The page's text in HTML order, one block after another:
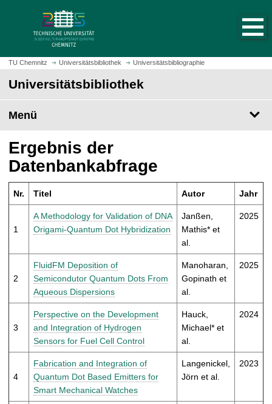
z
m
t
e
i
t
u
f
u
f
n
TU Chemnitz Universitätsbibliothek Universitätsbibliographie
Universitätsbibliothek
Menü
Ergebnis der
Datenbankabfrage
Nr. Titel Autor Jahr
1
A Methodology for Validation of DNA
Origami-Quantum Dot Hybridization
Janßen,
Mathis* et
al.
2025
2
FluidFM Deposition of
Semicondutor Quantum Dots From
Aqueous Dispersions
Manoharan,
Gopinath et
al.
2025
3
Perspective on the Development
and Integration of Hydrogen
Sensors for Fuel Cell Control
Hauck,
Michael* et
al.
2024
4
Fabrication and Integration of
Quantum Dot Based Emitters for
Smart Mechanical Watches
Langenickel,
Jörn et al.
2023